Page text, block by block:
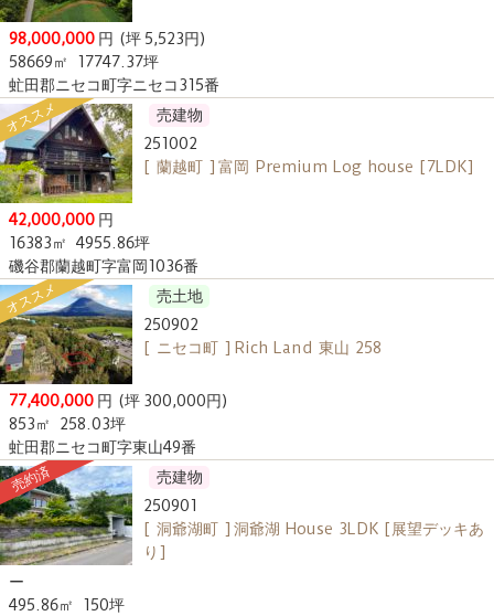
98,000,000 円 (坪 5,523円)
58669㎡
17747.37坪
虻田郡ニセコ町字ニセコ315番
オススメ
売建物
251002
[ 蘭越町 ] 富岡 Premium Log house [7LDK]
42,000,000 円
16383㎡ 4955.86坪
磯谷郡蘭越町字富岡1036番
オススメ
売土地
250902
[ ニセコ町 ] Rich Land 東山 258
77,400,000 円 (坪 300,000円)
853㎡
258.03坪
虻田郡ニセコ町字東山49番
売約済
売建物
250901
[ 洞爺湖町 ] 洞爺湖 House 3LDK [展望デッキあ
り]
ー
495.86㎡
150坪